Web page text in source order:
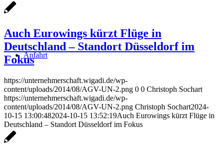
Anfahrt
Auch Eurowings kürzt Flüge in
Deutschland – Standort Düsseldorf im
Fokus
https://unternehmerschaft.wigadi.de/wp-
content/uploads/2014/08/AGV-UN-2.png 0 0 Christoph Sochart
https://unternehmerschaft.wigadi.de/wp-
content/uploads/2014/08/AGV-UN-2.png Christoph Sochart2024-
10-15 13:00:482024-10-15 13:52:19Auch Eurowings kürzt Flüge in
Deutschland – Standort Düsseldorf im Fokus